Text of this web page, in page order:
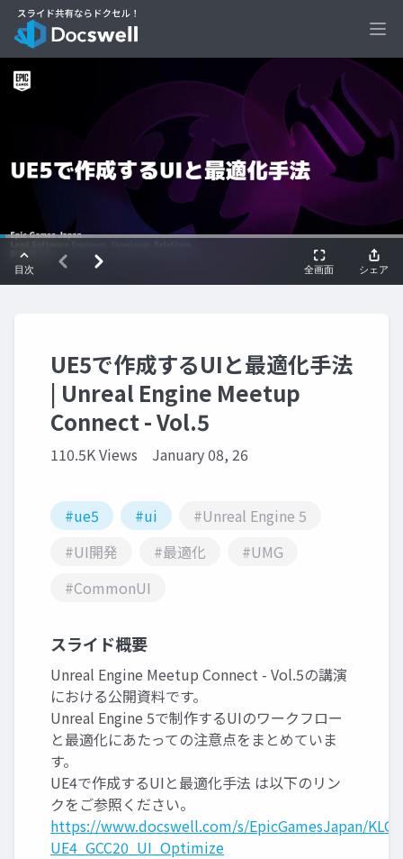
UE5で作成するUIと最適化手法
| Unreal Engine Meetup
Connect - Vol.5
110.5K Views January 08, 26
#ue5 #ui
#Unreal Engine 5
#UI開発
#最適化
#UMG
#CommonUI
スライド概要
Unreal Engine Meetup Connect - Vol.5の講演
における公開資料です。
Unreal Engine 5で制作するUIのワークフロー
と最適化にあたっての注意点をまとめていま
す。
UE4で作成するUIと最適化手法 は以下のリン
クをご参照ください。
https://www.docswell.com/s/EpicGamesJapan/
UE4_GCC20_UI_Optimize